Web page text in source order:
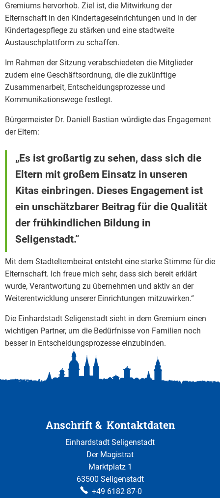
Gremiums hervorhob. Ziel ist, die Mitwirkung der
Elternschaft in den Kindertageseinrichtungen und in der
Kindertagespflege zu stärken und eine stadtweite
Austauschplattform zu schaffen.
Im Rahmen der Sitzung verabschiedeten die Mitglieder
zudem eine Geschäftsordnung, die die zukünftige
Zusammenarbeit, Entscheidungsprozesse und
Kommunikationswege festlegt.
Bürgermeister Dr. Daniell Bastian würdigte das Engagement
der Eltern:
„Es ist großartig zu sehen, dass sich die
Eltern mit großem Einsatz in unseren
Kitas einbringen. Dieses Engagement ist
ein unschätzbarer Beitrag für die Qualität
der frühkindlichen Bildung in
Seligenstadt.“
Mit dem Stadtelternbeirat entsteht eine starke Stimme für die
Elternschaft. Ich freue mich sehr, dass sich bereit erklärt
wurde, Verantwortung zu übernehmen und aktiv an der
Weiterentwicklung unserer Einrichtungen mitzuwirken.“
Die Einhardstadt Seligenstadt sieht in dem Gremium einen
wichtigen Partner, um die Bedürfnisse von Familien noch
besser in Entscheidungsprozesse einzubinden.
Anschrift & Kontaktdaten
Einhardstadt Seligenstadt
Der Magistrat
Marktplatz 1
63500 Seligenstadt
+49 6182 87-0